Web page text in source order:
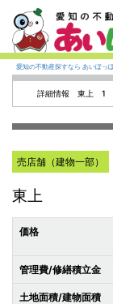
愛知の不動産探すなら あいぽっ
詳細情報 東上 1
売店舗（建物一部）
東上
価格
管理費/修繕積立金
土地面積/建物面積